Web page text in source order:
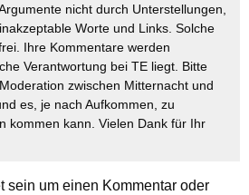
nicht durch Unterstellungen,
Worte und Links. Solche
Ihre Kommentare werden
Verantwortung bei TE liegt. Bitte
zwischen Mitternacht und
es, je nach Aufkommen, zu
kommen kann. Vielen Dank für Ihr
sein um einen Kommentar oder